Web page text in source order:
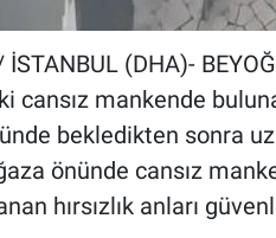
İSTANBUL (DHA)-
cansız mankende
bekledikten sonra
önünde cansız
hırsızlık anları